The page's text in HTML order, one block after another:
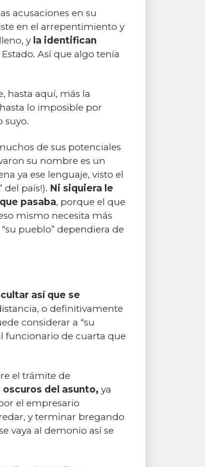
acusaciones en su
en el arrepentimiento y
y la identifican
Así que algo tenía
hasta aquí, más la
lo imposible por
suyo.
de sus potenciales
su nombre es un
ya ese lenguaje, visto el
país!). Ni siquiera le
pasaba, porque el que
mismo necesita más
pueblo” dependiera de
así que se
o definitivamente
considerar a “su
funcionario de cuarta que
el trámite de
del asunto, ya
el empresario
y terminar bregando
vaya al demonio así se